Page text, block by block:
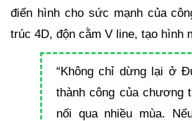
điển hình cho sức mạnh của
trúc 4D, độn cằm V line, tạo hình
“Không chỉ dừng lại ở
thành công của chương
nối qua nhiều mùa.